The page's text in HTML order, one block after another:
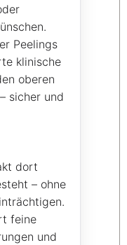
Peelings
klinische
oberen
sicher und
dort
– ohne
feine
und